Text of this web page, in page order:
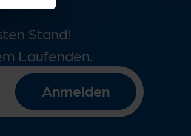
Stand!
Laufenden.
Anmelden